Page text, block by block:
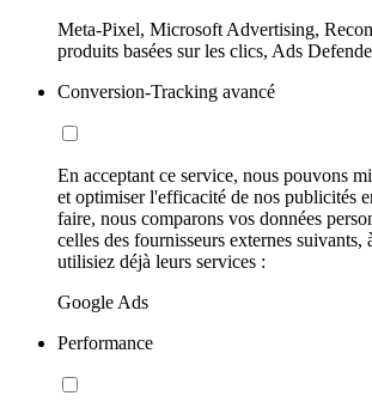
Meta-Pixel, Microsoft Advertising,
produits basées sur les clics, Ads
Conversion-Tracking avancé
En acceptant ce service, nous pouvons
et optimiser l'efficacité de nos publicités
faire, nous comparons vos données
celles des fournisseurs externes
utilisiez déjà leurs services :
Google Ads
Performance